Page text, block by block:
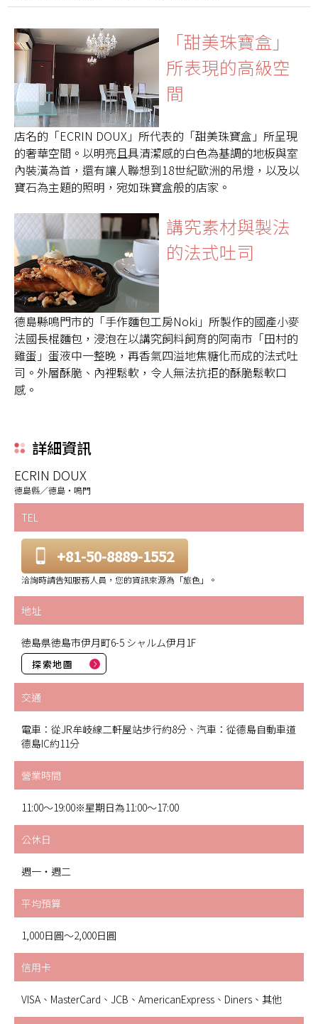
「甜美珠寶盒」
所表現的高級空
間
店名的「ECRIN DOUX」所代表的「甜美珠寶盒」所呈現
的奢華空間。以明亮且具清潔感的白色為基調的地板與室
內裝潢為首，還有讓人聯想到18世紀歐洲的吊燈，以及以
寶石為主題的照明，宛如珠寶盒般的店家。
講究素材與製法
的法式吐司
德島縣鳴門市的「手作麵包工房Noki」所製作的國產小麥
法國長棍麵包，浸泡在以講究飼料飼育的阿南市「田村的
雞蛋」蛋液中一整晚，再香氣四溢地焦糖化而成的法式吐
司。外層酥脆、內裡鬆軟，令人無法抗拒的酥脆鬆軟口
感。
詳細資訊
ECRIN DOUX
徳島縣／徳島・鳴門
TEL
+81-50-8889-1552
洽詢時請告知服務人員，您的資訊來源為「旅色」。
地址
徳島県徳島市伊月町6-5 シャルム伊月1F
探索地圖
交通
電車：從JR牟岐線二軒屋站步行約8分、汽車：從德島自動車道
德島IC約11分
營業時間
11:00～19:00※星期日為11:00～17:00
公休日
週一・週二
平均預算
1,000日圓～2,000日圓
信用卡
VISA、MasterCard、JCB、AmericanExpress、Diners、其他